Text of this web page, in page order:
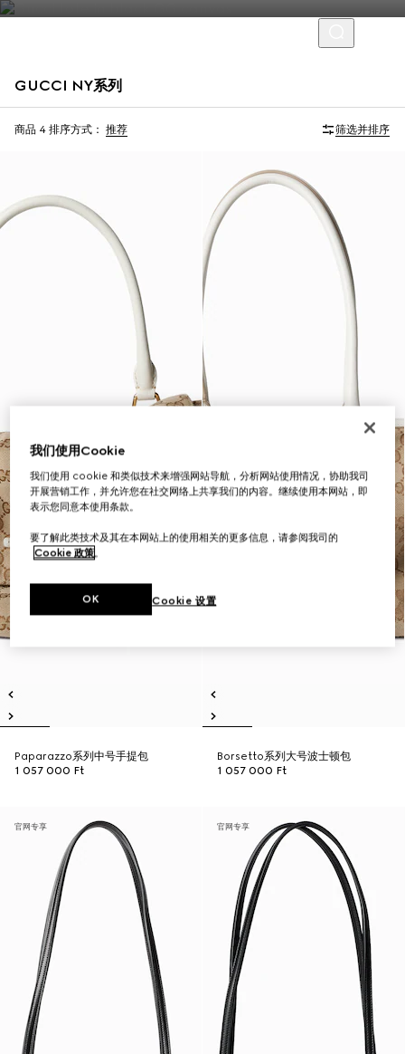
GUCCI NY系列
商品 4 排序方式： 推荐 筛选并排序
限量版
Paparazzo系列中号手提包
1 057 000 Ft
Borsetto系列大号波士顿包
1 057 000 Ft
官网专享 官网专享
我们使用Cookie
我们使用 cookie 和类似技术来增强网站导航，分析网站使用情况，协助我司
开展营销工作，并允许您在社交网络上共享我们的内容。继续使用本网站，即
表示您同意本使用条款。
要了解此类技术及其在本网站上的使用相关的更多信息，请参阅我司的
Cookie 政策。
Cookie 设置
OK